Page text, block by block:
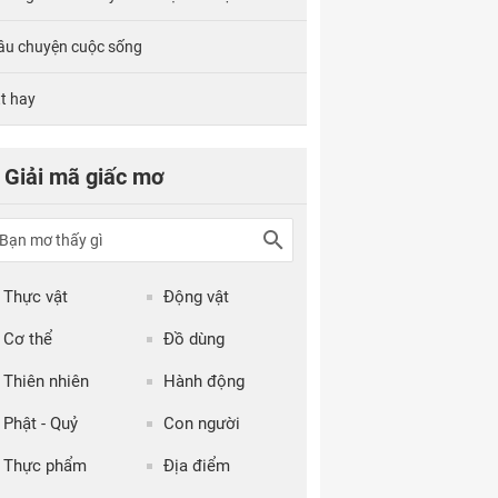
chuyện cuộc sống
hay
Giải mã giấc mơ
Thực vật Động vật
Cơ thể Đồ dùng
Thiên nhiên Hành động
Phật - Quỷ Con người
Thực phẩm Địa điểm